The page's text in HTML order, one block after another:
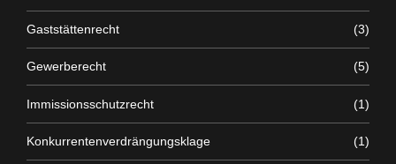
Gaststättenrecht (3)
Gewerberecht (5)
Immissionsschutzrecht (1)
Konkurrentenverdrängungsklage (1)